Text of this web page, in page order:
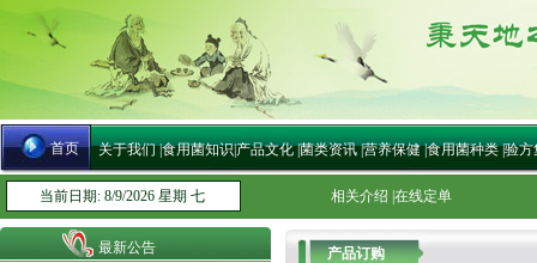
首页 关于我们|食用菌知识|产品文化|菌类资讯|营养保健|食用菌种类|验方
当前日期: 8/9/2026 星期 七 相关介绍 在线定单
最新公告 产品订购